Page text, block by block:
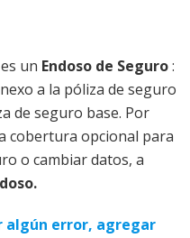
un Endoso de Seguro:
a la póliza de seguro
de seguro base. Por
cobertura opcional para
o cambiar datos, a
algún error, agregar